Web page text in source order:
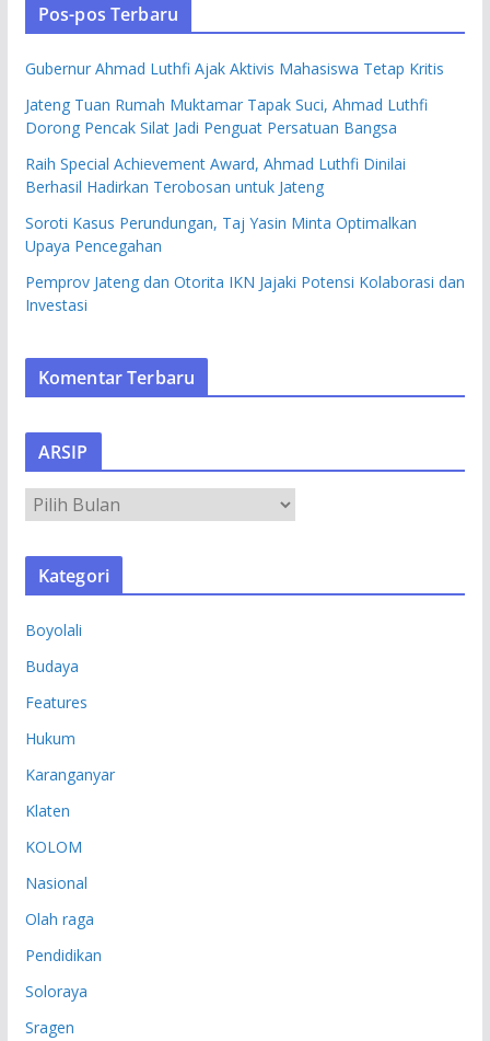
Pos-pos Terbaru
Gubernur Ahmad Luthfi Ajak Aktivis Mahasiswa Tetap Kritis
Jateng Tuan Rumah Muktamar Tapak Suci, Ahmad Luthfi
Dorong Pencak Silat Jadi Penguat Persatuan Bangsa
Raih Special Achievement Award, Ahmad Luthfi Dinilai
Berhasil Hadirkan Terobosan untuk Jateng
Soroti Kasus Perundungan, Taj Yasin Minta Optimalkan
Upaya Pencegahan
Pemprov Jateng dan Otorita IKN Jajaki Potensi Kolaborasi dan
Investasi
Komentar Terbaru
ARSIP
R
S
Kategori
Boyolali
Budaya
Features
Hukum
Karanganyar
Klaten
KOLOM
Nasional
Olah raga
Pendidikan
Soloraya
Sragen